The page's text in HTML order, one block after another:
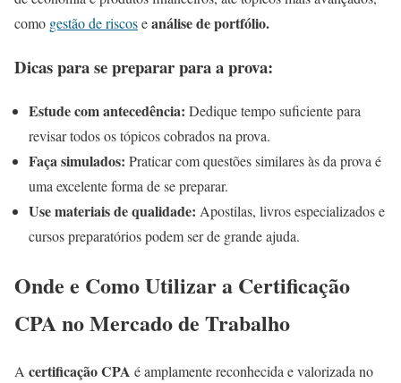
como gestão de riscoseanálise de portfólio.
Dicas para se preparar para a prova:
Estude com antecedência: Dedique tempo suficiente para
revisar todos os tópicos cobrados na prova.
Faça simulados: Praticar com questões similares às da prova é
uma excelente forma de se preparar.
Use materiais de qualidade: Apostilas, livros especializados e
cursos preparatórios podem ser de grande ajuda.
Onde e Como Utilizar a Certificação
CPA no Mercado de Trabalho
A certificação CPA é amplamente reconhecida e valorizada no